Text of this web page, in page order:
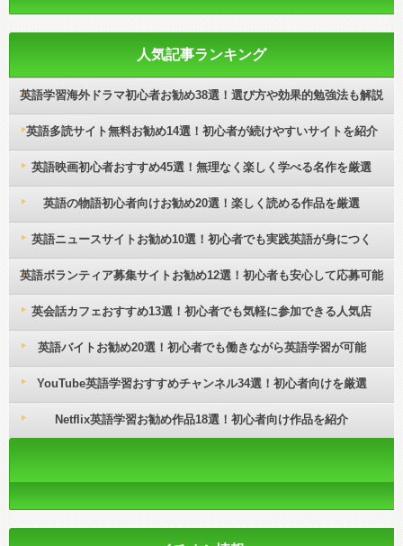
人気記事ランキング
英語学習海外ドラマ初心者お勧め38選！選び方や効果的勉強法も解説
英語多読サイト無料お勧め14選！初心者が続けやすいサイトを紹介
英語映画初心者おすすめ45選！無理なく楽しく学べる名作を厳選
英語の物語初心者向けお勧め20選！楽しく読める作品を厳選
英語ニュースサイトお勧め10選！初心者でも実践英語が身につく
英語ボランティア募集サイトお勧め12選！初心者も安心して応募可能
英会話カフェおすすめ13選！初心者でも気軽に参加できる人気店
英語バイトお勧め20選！初心者でも働きながら英語学習が可能
YouTube英語学習おすすめチャンネル34選！初心者向けを厳選
Netflix英語学習お勧め作品18選！初心者向け作品を紹介